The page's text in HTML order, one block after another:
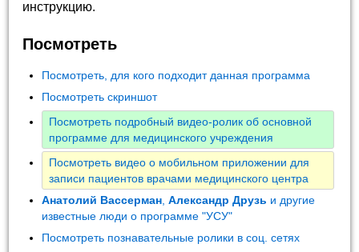
инструкцию.
Посмотреть
Посмотреть, для кого подходит данная программа
Посмотреть скриншот
Посмотреть подробный видео-ролик об основной
программе для медицинского учреждения
Посмотреть видео о мобильном приложении для
записи пациентов врачами медицинского центра
Анатолий Вассерман ,Александр Друзь и другие
известные люди о программе "УСУ"
Посмотреть познавательные ролики в соц. сетях